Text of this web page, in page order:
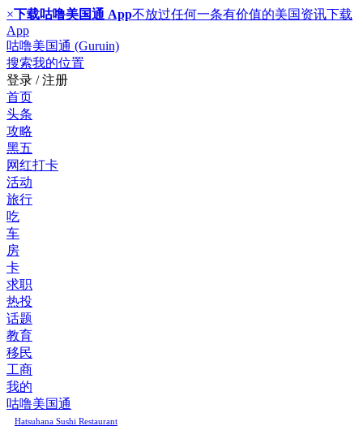
×下载咕噜美国通 App不放过任何一条有价值的美国资讯下载
App
咕噜美国通 (Guruin)
搜索我的位置
登录 / 注册
首页
头条
攻略
黑五
网红打卡
活动
旅行
吃
车
房
卡
求职
热投
话题
教育
移民
工商
我的
咕噜美国通
Hatsuhana Sushi Restaurant